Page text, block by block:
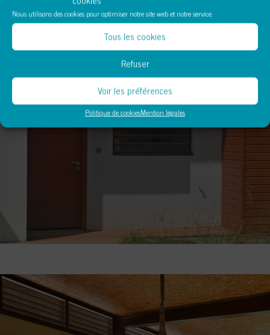
Nous utilisons des cookies pour optimiser notre site web et notre service.
Tous les cookies
Refuser
Voir les préférences
Politique de cookiesMention légales